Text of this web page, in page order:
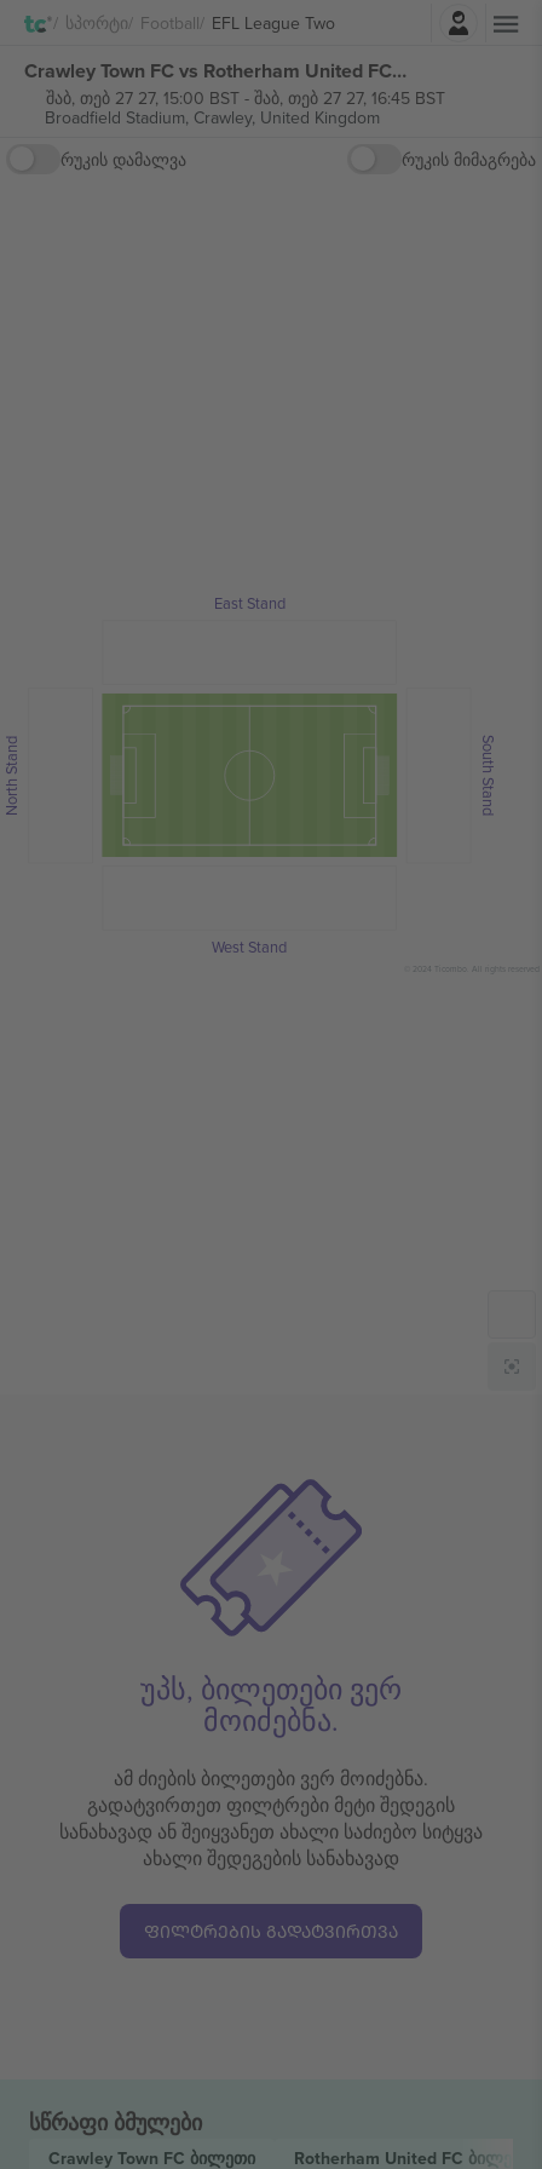
Სპორტი Football EFL League Twoშესვლა
Crawley Town FC vs Rotherham United FC EFL League Two ბილეთი
შაბ, თებ 27 27, 15:00 BST- შაბ, თებ 27 27, 16:45 BST
Broadfield Stadium, Crawley, United Kingdom
რუკის დამალვა
რუკის მიმაგრება
© 2024 Ticombo. All rights reserved
East Stand
South Stand
West Stand
North Stand
უპს, ბილეთები ვერ
მოიძებნა.
ამ ძიების ბილეთები ვერ მოიძებნა.
გადატვირთეთ ფილტრები მეტი შედეგის
სანახავად ან შეიყვანეთ ახალი საძიებო სიტყვა
ახალი შედეგების სანახავად
ᲤᲘᲚᲢᲠᲔᲑᲘᲡ ᲒᲐᲓᲐᲢᲕᲘᲠᲗᲕᲐ
სწრაფი ბმულები
Crawley Town FC ბილეთი Rotherham United FC ბილეთი